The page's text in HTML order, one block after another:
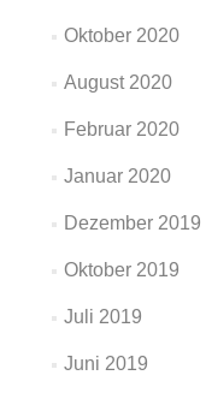
Oktober 2020
August 2020
Februar 2020
Januar 2020
Dezember 2019
Oktober 2019
Juli 2019
Juni 2019